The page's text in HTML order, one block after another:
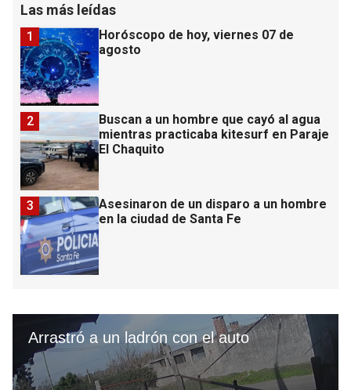
Las más leídas
Horóscopo de hoy, viernes 07 de
agosto
1
Buscan a un hombre que cayó al agua
mientras practicaba kitesurf en Paraje
El Chaquito
2
Asesinaron de un disparo a un hombre
en la ciudad de Santa Fe
3